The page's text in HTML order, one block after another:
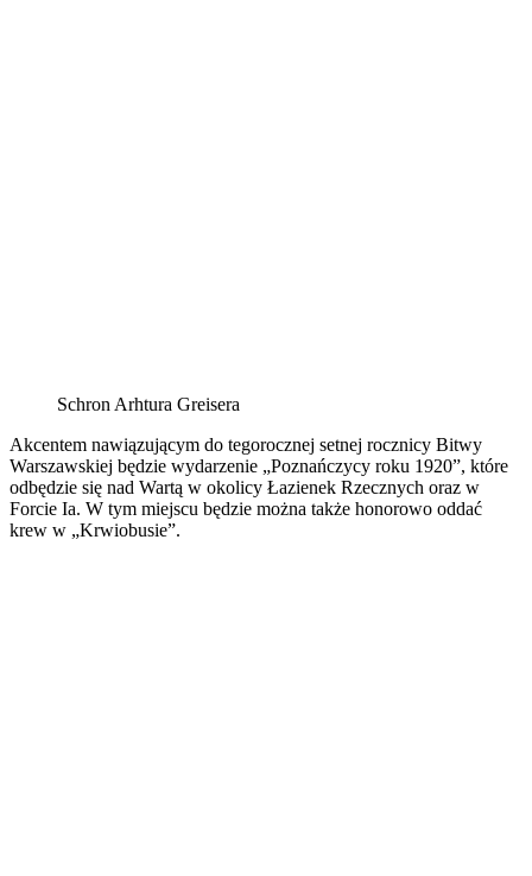
Schron Arhtura Greisera
Akcentem nawiązującym do tegorocznej setnej rocznicy Bitwy
Warszawskiej będzie wydarzenie „Poznańczycy roku 1920”, które
odbędzie się nad Wartą w okolicy Łazienek Rzecznych oraz w
Forcie Ia. W tym miejscu będzie można także honorowo oddać
krew w „Krwiobusie”.